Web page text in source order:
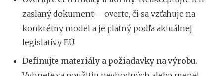
zaslaný dokument – overte, či sa vzťahuje na
konkrétny model a je platný podľa aktuálnej
legislatívy EÚ.
Definujte materiály a požiadavky na výrobu.